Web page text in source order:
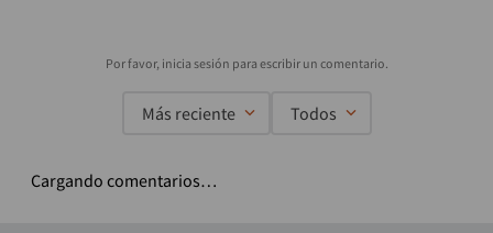
Más reciente Todos
Cargando comentarios…